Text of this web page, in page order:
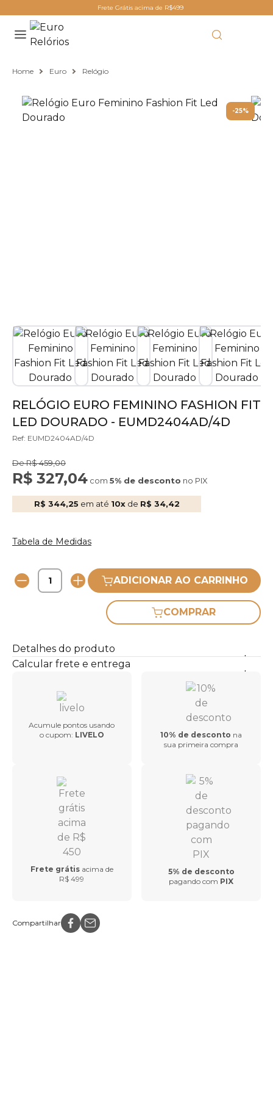
Frete Grátis acima de R$499
Home Euro Relógio
-25%
RELÓGIO EURO FEMININO FASHION FIT
LED DOURADO - EUMD2404AD/4D
Ref: EUMD2404AD/4D
De R$ 459,00
R$ 327,04 com 5% de desconto no PIX
R$ 344,25 em até 10xde R$ 34,42
Tabela de Medidas
ADICIONAR AO CARRINHO
COMPRAR
Detalhes do produto
Calcular frete e entrega
Acumule pontos usando
o cupom: LIVELO 10% de desconto na
sua primeira compra
Frete grátis acima de
R$ 499
5% de desconto
pagando com PIX
Compartilhar